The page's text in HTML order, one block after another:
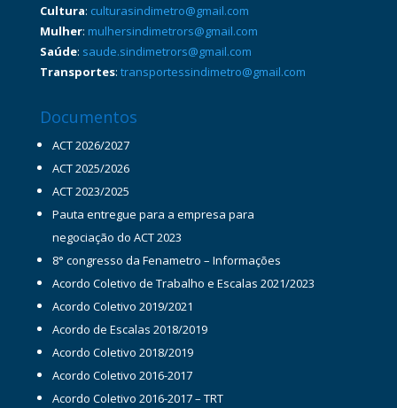
Cultura: culturasindimetro@gmail.com
Mulher: mulhersindimetrors@gmail.com
Saúde: saude.sindimetrors@gmail.com
Transportes: transportessindimetro@gmail.com
Documentos
ACT 2026/2027
ACT 2025/2026
ACT 2023/2025
Pauta entregue para a empresa para
negociação do ACT 2023
8° congresso da Fenametro – Informações
Acordo Coletivo de Trabalho e Escalas 2021/2023
Acordo Coletivo 2019/2021
Acordo de Escalas 2018/2019
Acordo Coletivo 2018/2019
Acordo Coletivo 2016-2017
Acordo Coletivo 2016-2017 – TRT